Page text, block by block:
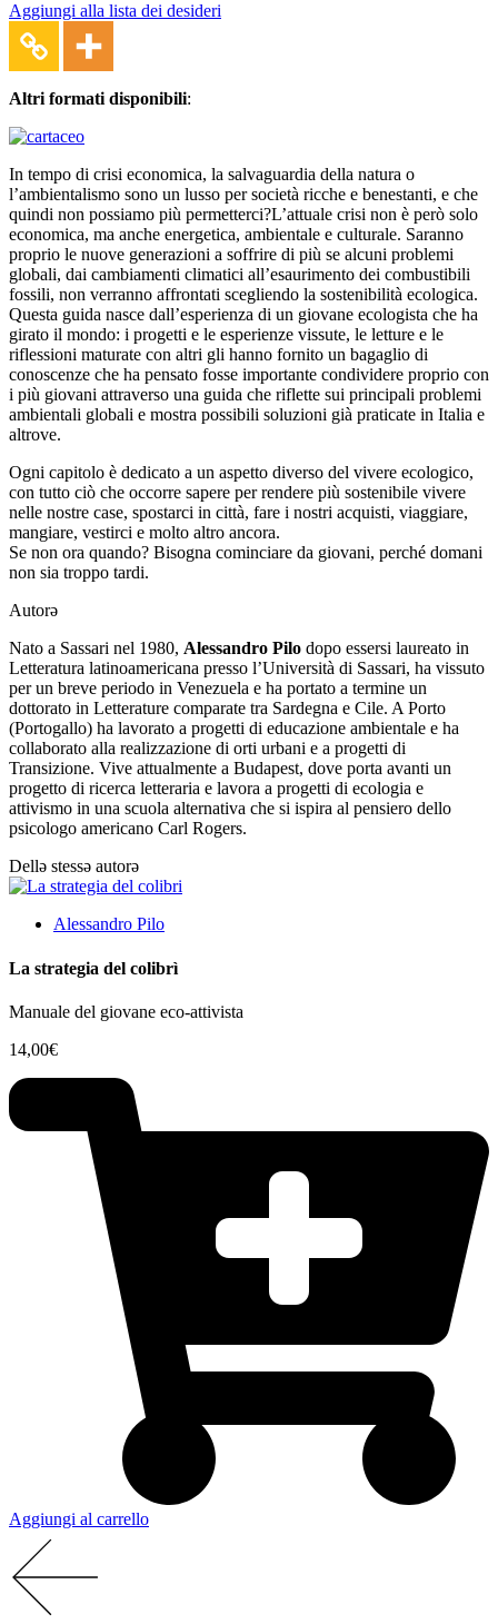
Aggiungi alla lista dei desideri
Altri formati disponibili:
In tempo di crisi economica, la salvaguardia della natura o
l’ambientalismo sono un lusso per società ricche e benestanti, e che
quindi non possiamo più permetterci?L’attuale crisi non è però solo
economica, ma anche energetica, ambientale e culturale. Saranno
proprio le nuove generazioni a soffrire di più se alcuni problemi
globali, dai cambiamenti climatici all’esaurimento dei combustibili
fossili, non verranno affrontati scegliendo la sostenibilità ecologica.
Questa guida nasce dall’esperienza di un giovane ecologista che ha
girato il mondo: i progetti e le esperienze vissute, le letture e le
riflessioni maturate con altri gli hanno fornito un bagaglio di
conoscenze che ha pensato fosse importante condividere proprio con
i più giovani attraverso una guida che riflette sui principali problemi
ambientali globali e mostra possibili soluzioni già praticate in Italia e
altrove.
Ogni capitolo è dedicato a un aspetto diverso del vivere ecologico,
con tutto ciò che occorre sapere per rendere più sostenibile vivere
nelle nostre case, spostarci in città, fare i nostri acquisti, viaggiare,
mangiare, vestirci e molto altro ancora.
Se non ora quando? Bisogna cominciare da giovani, perché domani
non sia troppo tardi.
Autorə
Nato a Sassari nel 1980, Alessandro Pilo dopo essersi laureato in
Letteratura latinoamericana presso l’Università di Sassari, ha vissuto
per un breve periodo in Venezuela e ha portato a termine un
dottorato in Letterature comparate tra Sardegna e Cile. A Porto
(Portogallo) ha lavorato a progetti di educazione ambientale e ha
collaborato alla realizzazione di orti urbani e a progetti di
Transizione. Vive attualmente a Budapest, dove porta avanti un
progetto di ricerca letteraria e lavora a progetti di ecologia e
attivismo in una scuola alternativa che si ispira al pensiero dello
psicologo americano Carl Rogers.
Dellə stessə autorə
Alessandro Pilo
La strategia del colibrì
Manuale del giovane eco-attivista
14,00€
Aggiungi al carrello